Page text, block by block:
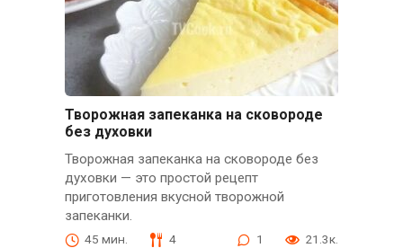
Творожная запеканка на сковороде
без духовки
Творожная запеканка на сковороде без
духовки — это простой рецепт
приготовления вкусной творожной
запеканки.
45 мин. 4 1 21.3к.